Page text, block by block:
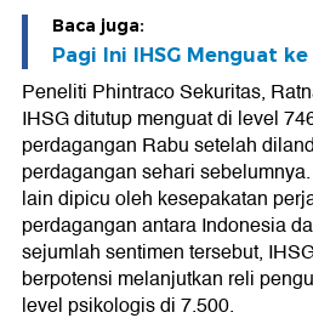
Baca juga:
Pagi Ini IHSG Menguat
Peneliti Phintraco Sekuritas,
IHSG ditutup menguat di level
perdagangan Rabu setelah
perdagangan sehari
lain dipicu oleh kesepakatan
perdagangan antara Indonesia
sejumlah sentimen tersebut,
berpotensi melanjutkan reli
level psikologis di 7.500.